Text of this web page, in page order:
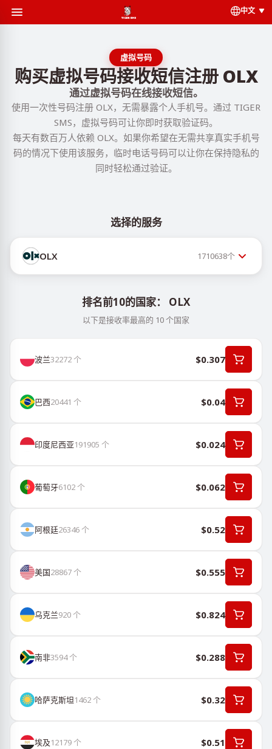
中文
虚拟号码
购买虚拟号码接收短信注册 OLX
通过虚拟号码在线接收短信。
使用一次性号码注册 OLX，无需暴露个人手机号。通过 TIGER
SMS，虚拟号码可让你即时获取验证码。
每天有数百万人依赖 OLX。如果你希望在无需共享真实手机号
码的情况下使用该服务，临时电话号码可以让你在保持隐私的
同时轻松通过验证。
选择的服务
OLX 1710638个
排名前10的国家： OLX
以下是接收率最高的 10 个国家
波兰32272个 $0.307
巴西20441 个 $0.04
印度尼西亚191905 个 $0.024
葡萄牙6102个 $0.062
阿根廷26346个 $0.52
美国28867个 $0.555
乌克兰920个 $0.824
南非3594个 $0.288
哈萨克斯坦1462个 $0.32
埃及12179个 $0.51